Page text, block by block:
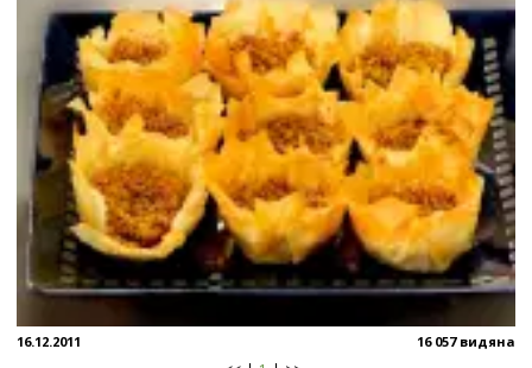
16.12.2011 16 057 видяна